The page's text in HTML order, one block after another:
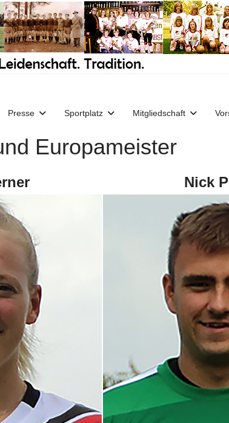
Presse Sportplatz Mitgliedschaft
Europameister
Nick